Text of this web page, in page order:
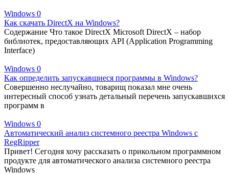
Windows 0
Как скачать DirectX на Windows?
Содержание Что такое DirectX Microsoft DirectX – набор
библиотек, предоставляющих API (Application Programming
Interface)
Windows 0
Как определить запускавшиеся программы в Windows?
Совершенно неслучайно, товарищ показал мне очень
интересный способ узнать детальный перечень запускавшихся
программ в
Windows 0
Автоматический анализ системного реестра Windows с
RegRipper
Привет! Сегодня хочу рассказать о прикольном программном
продукте для автоматического анализа системного реестра
Windows